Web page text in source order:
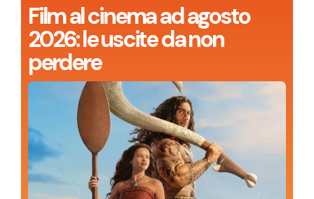
Film al cinema ad agosto
2026: le uscite da non
perdere